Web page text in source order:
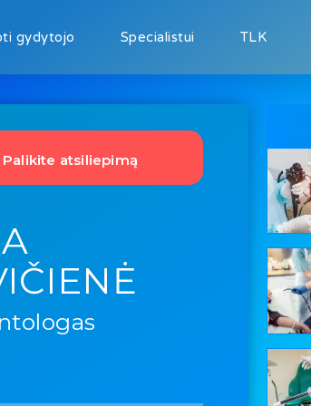
gydytojo Specialistui TLK
Palikite atsiliepimą